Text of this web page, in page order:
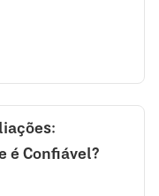
é Confiável?